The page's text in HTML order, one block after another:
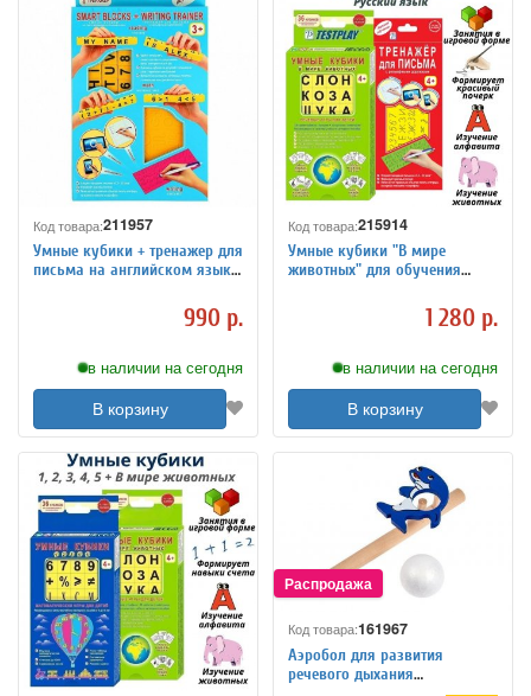
Код товара:211957
Умные кубики + тренажер для
письма на английском языке
990 р.
в наличии на сегодня
В корзину
Код товара:215914
Умные кубики "В мире
животных" для обучения
обучения письму, русский
1 280 р.
в наличии на сегодня
В корзину
Код товара:161967
Аэробол для развития
речевого дыхания